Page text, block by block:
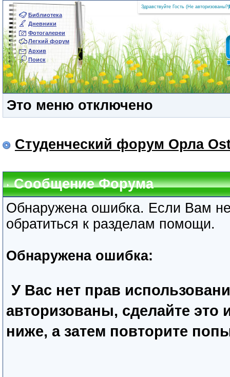
Библиотека
Дневники
Фотогалереи
Легкий форум
Архив
Поиск
Здравствуйте Гость (Не авторизованы?
Это меню отключено
Студенческий форум Орла
Сообщение Форума
Обнаружена ошибка. Если Вам
обратиться к разделам помощи.
Обнаружена ошибка:
У Вас нет прав
авторизованы, сделайте это
ниже, а затем повторите